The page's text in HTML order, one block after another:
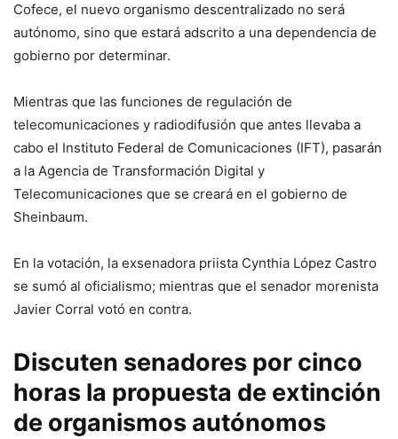
Cofece, el nuevo organismo descentralizado no será
autónomo, sino que estará adscrito a una dependencia de
gobierno por determinar.
Mientras que las funciones de regulación de
telecomunicaciones y radiodifusión que antes llevaba a
cabo el Instituto Federal de Comunicaciones (IFT), pasarán
a la Agencia de Transformación Digital y
Telecomunicaciones que se creará en el gobierno de
Sheinbaum.
En la votación, la exsenadora priista Cynthia López Castro
se sumó al oficialismo; mientras que el senador morenista
Javier Corral votó en contra.
Discuten senadores por cinco
horas la propuesta de extinción
de organismos autónomos